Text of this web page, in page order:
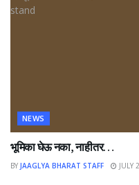
NEWS
भूमिका घेऊ नका, नाहीतर…
BY JAAGLYA BHARAT STAFF JULY